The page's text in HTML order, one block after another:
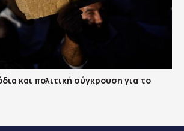
και πολιτική σύγκρουση για το